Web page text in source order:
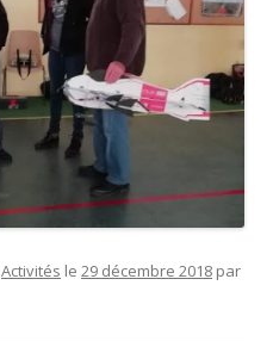
Activités le 29 décembre 2018 par